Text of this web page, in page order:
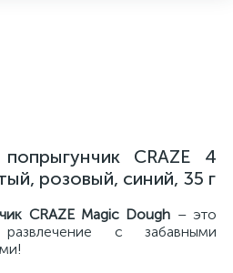
CRAZE 4
розовый, синий, 35 г
CRAZE Magic Dough – это
с забавными